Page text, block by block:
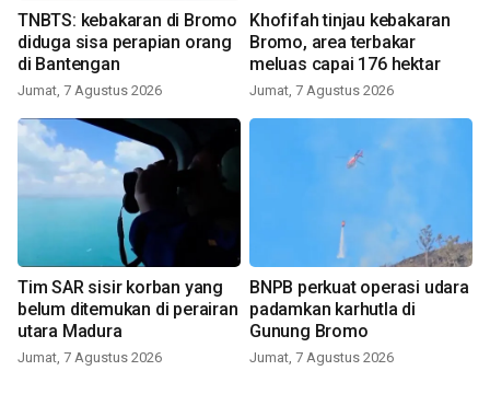
TNBTS: kebakaran di Bromo
diduga sisa perapian orang
di Bantengan
Jumat, 7 Agustus 2026
Khofifah tinjau kebakaran
Bromo, area terbakar
meluas capai 176 hektar
Jumat, 7 Agustus 2026
Tim SAR sisir korban yang
belum ditemukan di perairan
utara Madura
Jumat, 7 Agustus 2026
BNPB perkuat operasi udara
padamkan karhutla di
Gunung Bromo
Jumat, 7 Agustus 2026